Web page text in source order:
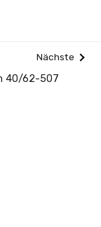
Nächste